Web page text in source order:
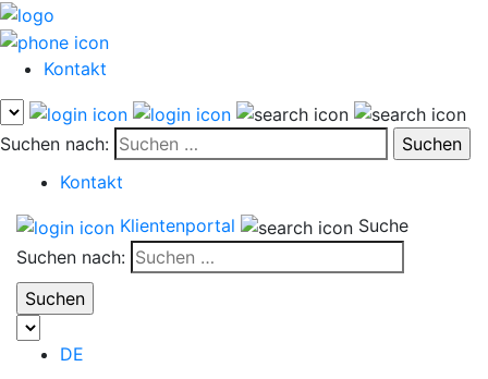
Kontakt
Suchen nach:
Kontakt
Klientenportal
Suche
Suchen nach:
DE